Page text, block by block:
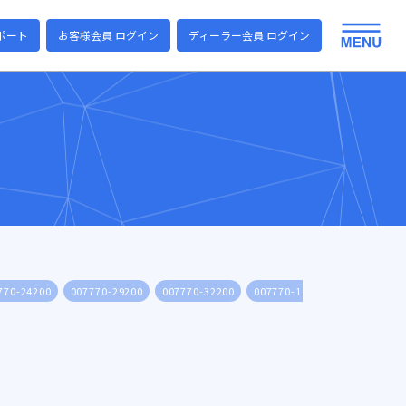
ート お客様会員 ログイン ディーラー会員 ログイン
24200 007770-29200 007770-32200 007770-19300